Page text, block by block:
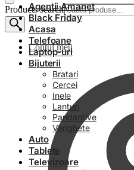
Products search
Contul meu
Agentii Amanet
Black Friday
Acasa
Telefoane
Laptop-uri
Bijuterii
Bratari
Cercei
Inele
Lanturi
Pandantive
Verighete
Auto
Tablete
Televizoare